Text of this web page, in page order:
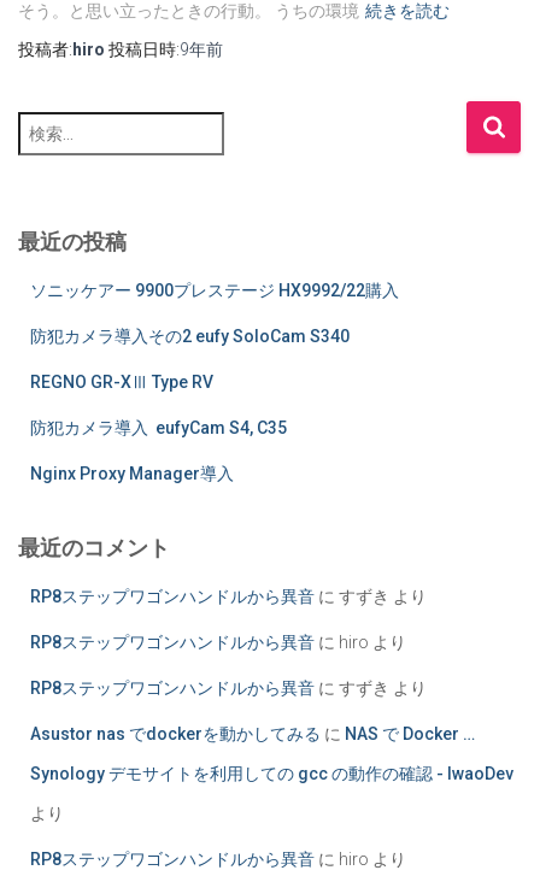
そう。と思い立ったときの行動。 うちの環境 続きを読む
投稿者: hiro 投稿日時:9年前
検
索
最近の投稿
ソニッケアー 9900プレステージ HX9992/22購入
防犯カメラ導入その2 eufy SoloCam S340
REGNO GR-XⅢ Type RV
防犯カメラ導入 eufyCam S4, C35
Nginx Proxy Manager導入
最近のコメント
RP8ステップワゴンハンドルから異音 に すずき より
RP8ステップワゴンハンドルから異音 に hiro より
RP8ステップワゴンハンドルから異音 に すずき より
Asustor nas でdockerを動かしてみる に NAS で Docker …
Synology デモサイトを利用しての gcc の動作の確認 - IwaoDev
より
RP8ステップワゴンハンドルから異音 に hiro より